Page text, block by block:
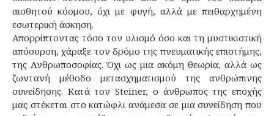
αισθητού κόσμου, όχι με φυγή, αλλά με πειθαρχημένη
εσωτερική άσκηση.
Απορρίπτοντας τόσο τον υλισμό όσο και τη μυστικιστική
απόσυρση, χάραξε τον δρόμο της πνευματικής επιστήμης,
της Ανθρωποσοφίας. Όχι ως μια ακόμη θεωρία, αλλά ως
ζωντανή μέθοδο μετασχηματισμού της ανθρώπινης
συνείδησης. Κατά τον Steiner, ο άνθρωπος της εποχής
μας στέκεται στο κατώφλι ανάμεσα σε μια συνείδηση που